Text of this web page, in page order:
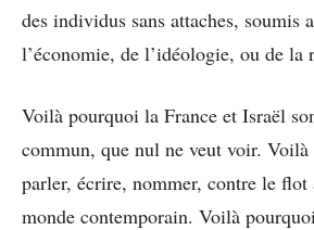
des individus sans attaches, soumis
l’économie, de l’idéologie, ou de
Voilà pourquoi la France et Israël
commun, que nul ne veut voir.
parler, écrire, nommer, contre le flot
monde contemporain. Voilà